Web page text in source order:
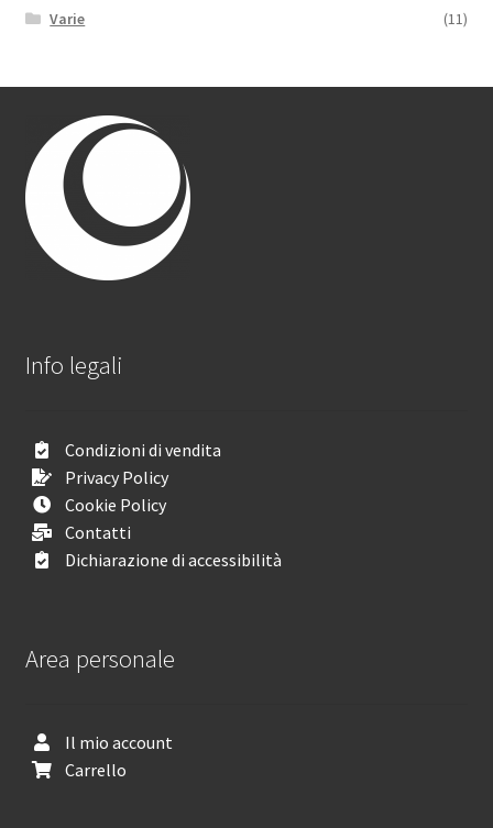
Varie
(11)
Info legali
Condizioni di vendita
Privacy Policy
Cookie Policy
Contatti
Dichiarazione di accessibilità
Area personale
Il mio account
Carrello